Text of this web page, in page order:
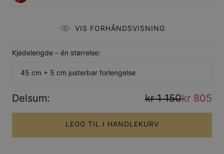
VIS FORHÅNDSVISNING
Kjedelengde – én størrelse:
45 cm + 5 cm justerbar forlengelse
Delsum: kr 1 150kr 805
LEGG TIL I HANDLEKURV